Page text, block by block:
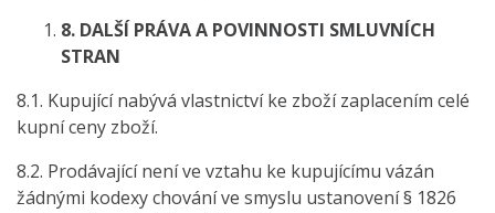
8. DALŠÍ PRÁVA A POVINNOSTI SMLUVNÍCH
STRAN
8.1. Kupující nabývá vlastnictví ke zboží zaplacením celé
kupní ceny zboží.
8.2. Prodávající není ve vztahu ke kupujícímu vázán
žádnými kodexy chování ve smyslu ustanovení § 1826